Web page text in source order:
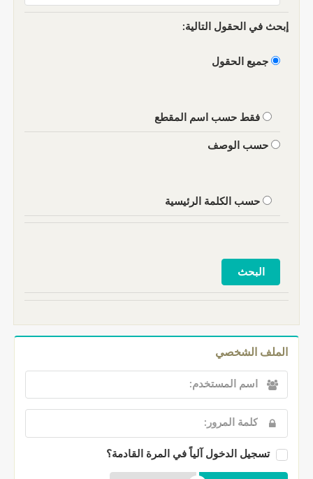
إبحث في الحقول التالية:
جميع الحقول
فقط حسب اسم المقطع
حسب الوصف
حسب الكلمة الرئيسية
الملف الشخصي
تسجيل الدخول آلياً في المرة القادمة؟